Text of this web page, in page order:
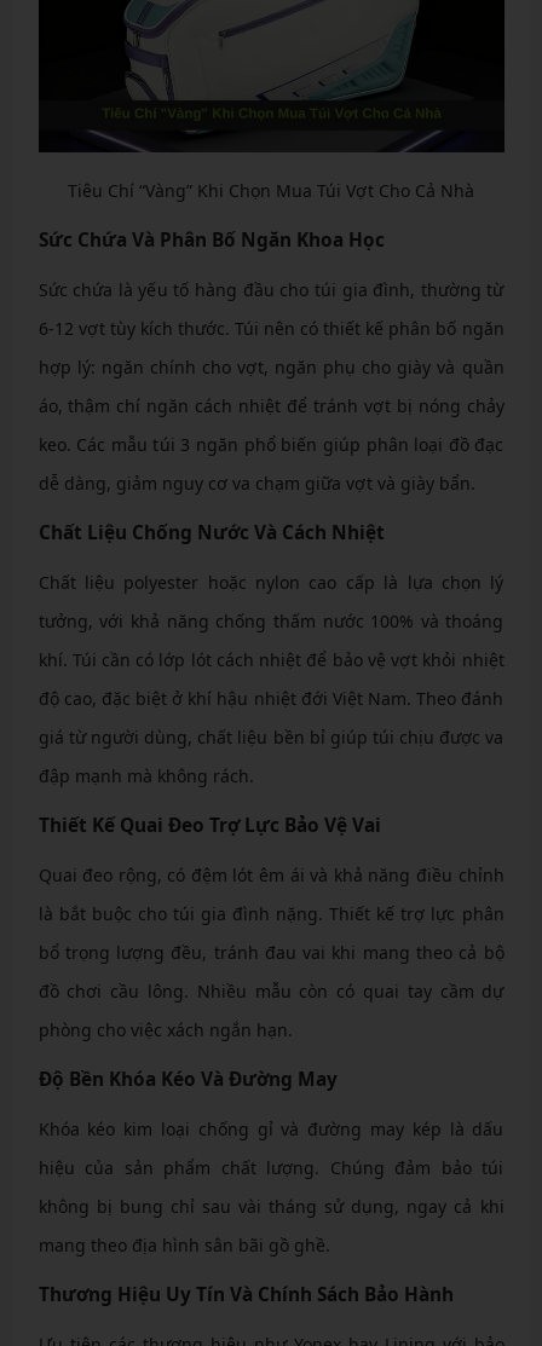
Tiêu Chí “Vàng” Khi Chọn Mua Túi Vợt Cho Cả Nhà
Sức Chứa Và Phân Bố Ngăn Khoa Học
Sức chứa là yếu tố hàng đầu cho túi gia đình, thường từ
6-12 vợt tùy kích thước. Túi nên có thiết kế phân bố ngăn
hợp lý: ngăn chính cho vợt, ngăn phụ cho giày và quần
áo, thậm chí ngăn cách nhiệt để tránh vợt bị nóng chảy
keo. Các mẫu túi 3 ngăn phổ biến giúp phân loại đồ đạc
dễ dàng, giảm nguy cơ va chạm giữa vợt và giày bẩn.
Chất Liệu Chống Nước Và Cách Nhiệt
Chất liệu polyester hoặc nylon cao cấp là lựa chọn lý
tưởng, với khả năng chống thấm nước 100% và thoáng
khí. Túi cần có lớp lót cách nhiệt để bảo vệ vợt khỏi nhiệt
độ cao, đặc biệt ở khí hậu nhiệt đới Việt Nam. Theo đánh
giá từ người dùng, chất liệu bền bỉ giúp túi chịu được va
đập mạnh mà không rách.
Thiết Kế Quai Đeo Trợ Lực Bảo Vệ Vai
Quai đeo rộng, có đệm lót êm ái và khả năng điều chỉnh
là bắt buộc cho túi gia đình nặng. Thiết kế trợ lực phân
bổ trọng lượng đều, tránh đau vai khi mang theo cả bộ
đồ chơi cầu lông. Nhiều mẫu còn có quai tay cầm dự
phòng cho việc xách ngắn hạn.
Độ Bền Khóa Kéo Và Đường May
Khóa kéo kim loại chống gỉ và đường may kép là dấu
hiệu của sản phẩm chất lượng. Chúng đảm bảo túi
không bị bung chỉ sau vài tháng sử dụng, ngay cả khi
mang theo địa hình sân bãi gồ ghề.
Thương Hiệu Uy Tín Và Chính Sách Bảo Hành